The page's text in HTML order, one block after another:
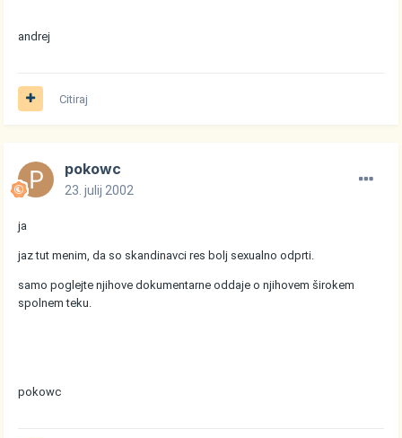
andrej
Citiraj
pokowc
23. julij 2002
ja
jaz tut menim, da so skandinavci res bolj sexualno odprti.
samo poglejte njihove dokumentarne oddaje o njihovem širokem
spolnem teku.
pokowc